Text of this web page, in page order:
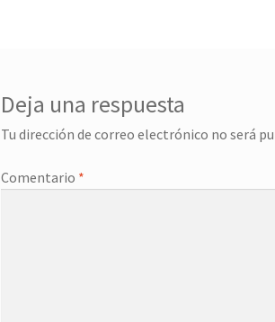
Deja una respuesta
Tu dirección de correo electrónico no será
Comentario *